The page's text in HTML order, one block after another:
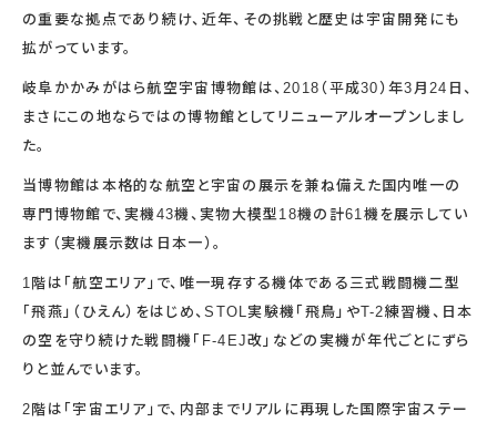
オンライン学習
アウトリーチ
の重要な拠点であり続け、近年、その挑戦と歴史は宇宙開発にも
拡がっています。
岐阜かかみがはら航空宇宙博物館は、2018（平成30）年3月24日、
まさにこの地ならではの博物館としてリニューアルオープンしまし
た。
当博物館は本格的な航空と宇宙の展示を兼ね備えた国内唯一の
専門博物館で、実機43機、実物大模型18機の計61機を展示してい
ます（実機展示数は日本一）。
1階は「航空エリア」で、唯一現存する機体である三式戦闘機二型
「飛燕」（ひえん）をはじめ、STOL実験機「飛鳥」やT-2練習機、日本
の空を守り続けた戦闘機「F-4EJ改」などの実機が年代ごとにずら
りと並んでいます。
2階は「宇宙エリア」で、内部までリアルに再現した国際宇宙ステー